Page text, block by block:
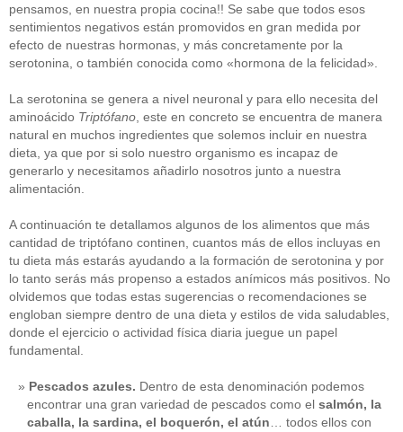
pensamos, en nuestra propia cocina!! Se sabe que todos esos
sentimientos negativos están promovidos en gran medida por
efecto de nuestras hormonas, y más concretamente por la
serotonina, o también conocida como «hormona de la felicidad».
La serotonina se genera a nivel neuronal y para ello necesita del
aminoácido Triptófano, este en concreto se encuentra de manera
natural en muchos ingredientes que solemos incluir en nuestra
dieta, ya que por si solo nuestro organismo es incapaz de
generarlo y necesitamos añadirlo nosotros junto a nuestra
alimentación.
A continuación te detallamos algunos de los alimentos que más
cantidad de triptófano continen, cuantos más de ellos incluyas en
tu dieta más estarás ayudando a la formación de serotonina y por
lo tanto serás más propenso a estados anímicos más positivos. No
olvidemos que todas estas sugerencias o recomendaciones se
engloban siempre dentro de una dieta y estilos de vida saludables,
donde el ejercicio o actividad física diaria juegue un papel
fundamental.
Pescados azules. Dentro de esta denominación podemos
encontrar una gran variedad de pescados como el salmón, la
caballa, la sardina, el boquerón, el atún… todos ellos con